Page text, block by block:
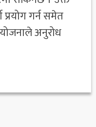
गर्न समेत
अनुरोध